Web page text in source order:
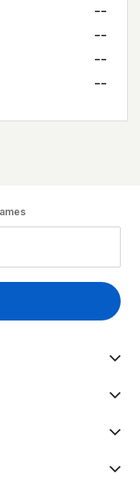
--
--
--
--